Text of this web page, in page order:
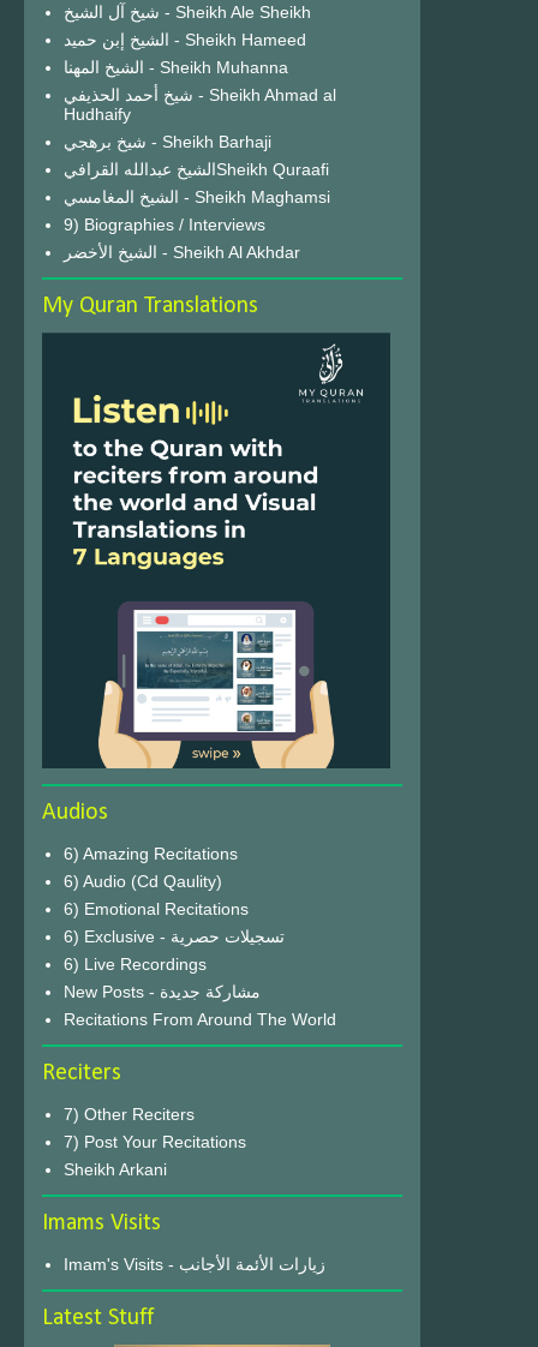
شيخ آل الشيخ - Sheikh Ale Sheikh
الشيخ إبن حميد - Sheikh Hameed
الشيخ المهنا - Sheikh Muhanna
شيخ أحمد الحذيفي - Sheikh Ahmad al
Hudhaify
شيخ برهجي - Sheikh Barhaji
الشيخ عبدالله القرافيSheikh Quraafi
الشيخ المغامسي - Sheikh Maghamsi
9) Biographies / Interviews
الشيخ الأخضر - Sheikh Al Akhdar
My Quran Translations
Audios
6) Amazing Recitations
6) Audio (Cd Qaulity)
6) Emotional Recitations
6) Exclusive - تسجيلات حصرية
6) Live Recordings
New Posts - مشاركة جديدة
Recitations From Around The World
Reciters
7) Other Reciters
7) Post Your Recitations
Sheikh Arkani
Imams Visits
Imam's Visits - زيارات الأئمة الأجانب
Latest Stuff